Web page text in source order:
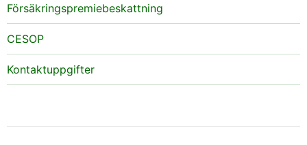
Försäkringspremiebeskattning
CESOP
Kontaktuppgifter